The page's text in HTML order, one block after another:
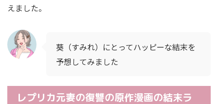
えました。
葵（すみれ）にとってハッピーな結末を
予想してみました
レプリカ元妻の復讐の原作漫画の結末ラ